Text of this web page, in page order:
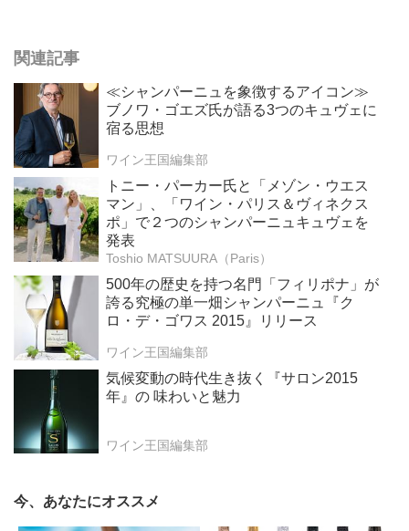
関連記事
≪シャンパーニュを象徴するアイコン≫
ブノワ・ゴエズ氏が語る3つのキュヴェに
宿る思想
ワイン王国編集部
トニー・パーカー氏と「メゾン・ウエス
マン」、「ワイン・パリス＆ヴィネクス
ポ」で２つのシャンパーニュキュヴェを
発表
Toshio MATSUURA（Paris）
500年の歴史を持つ名門「フィリポナ」が
誇る究極の単一畑シャンパーニュ『ク
ロ・デ・ゴワス 2015』リリース
ワイン王国編集部
気候変動の時代生き抜く『サロン2015
年』の 味わいと魅力
ワイン王国編集部
今、あなたにオススメ